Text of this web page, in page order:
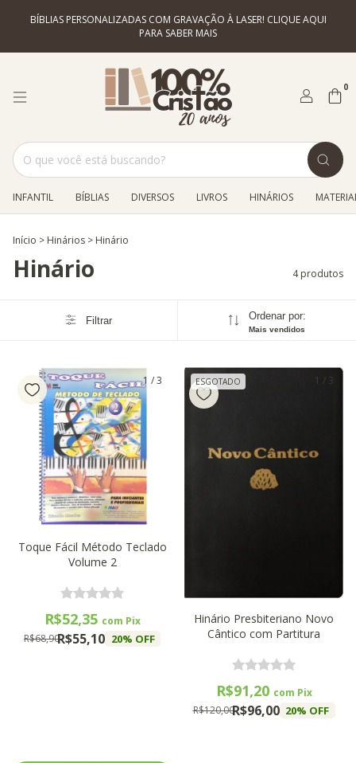
BÍBLIAS PERSONALIZADAS COM GRAVAÇÃO À LASER! CLIQUE AQUI
PARA SABER MAIS
0
INFANTIL BÍBLIAS DIVERSOS LIVROS HINÁRIOS
Início > Hinários > Hinário
Hinário 4 produtos
Filtrar Ordenar por:
Mais vendidos
1 /3
Toque Fácil Método Teclado
Volume 2
R$55,10
R$68,90 20% OFF
R$52,35 com Pix
1 / 3
ESGOTADO
Hinário Presbiteriano Novo
Cântico com Partitura
R$96,00
R$120,00 20% OFF
R$91,20 com Pix